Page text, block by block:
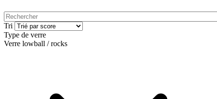
Tri
Type de verre
Verre lowball / rocks